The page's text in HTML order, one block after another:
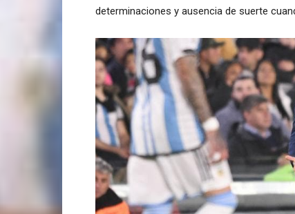
determinaciones y ausencia de suerte